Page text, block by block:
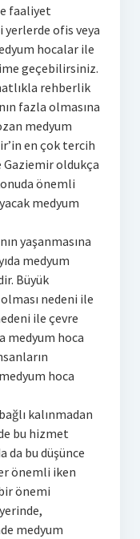
faaliyet
ofis veya
hocalar ile
geçebilirsiniz.
rehberlik
fazla olmasına
medyum
en çok tercih
Gaziemir oldukça
önemli
medyum
yaşanmasına
medyum
Büyük
nedeni ile
ile çevre
medyum hoca
hoca
kalınmadan
bu hizmet
da bu düşünce
önemli iken
önemi
medyum